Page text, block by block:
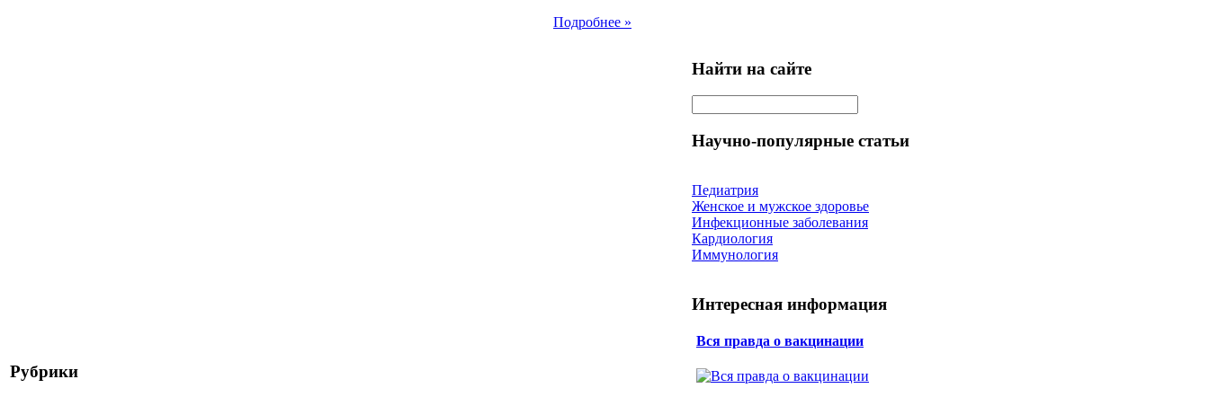
Подробнее »
Рубрики
Найти на сайте
Научно-популярные статьи
Педиатрия
Женское и мужское здоровье
Инфекционные заболевания
Кардиология
Иммунология
Интересная информация
Вся правда о вакцинации